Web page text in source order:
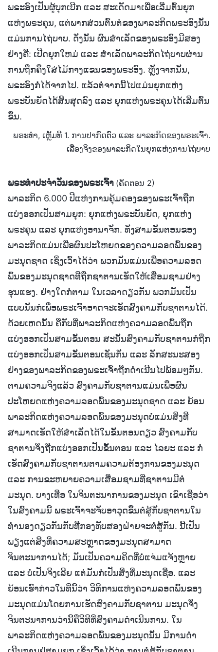
ພຣະອົງເປັນຜູ້ບຸກເບີກ ແລະ ສະເດັດມາເພື່ອເລີ່ມຕົ້ນຍຸກ
ແຫ່ງພຣະຄຸນ, ແຕ່ພາກສ່ວນຕົ້ນຕໍຂອງພາລະກິດພຣະອົງນັ້ນ
ແມ່ນການໄຖ່ບາບ. ດັ່ງນັ້ນ ຜົນສໍາເລັດຂອງພຣະອົງມີສອງ
ຢ່າງຄື: ເປີດຍຸກໃຫມ່ ແລະ ສໍາເລັດພາລະກິດໄຖ່ບາບຜ່ານ
ການຖືກຄຶງໃສ່ໄມ້ກາງແຂນຂອງພຣະອົງ. ຫຼັງຈາກນັ້ນ,
ພຣະອົງກໍ່ໄດ້ຈາກໄປ. ແລ້ວຕໍ່ຈາກນີ້ໄປແມ່ນຍຸກແຫ່ງ
ພຣະບັນຍັດໄດ້ສິ້ນສຸດລົງ ແລະ ຍຸກແຫ່ງພຣະຄຸນໄດ້ເລີ່ມຕົ້ນ
ຂຶ້ນ.
ພຣະທຳ, ເຫຼັ້ມທີ 1. ການປາກົດຕົວ ແລະ ພາລະກິດຂອງພຣະເຈົ້າ.
ເລື່ອງຈິງຂອງພາລະກິດໃນຍຸກແຫ່ງການໄຖ່ບາບ
ພຣະທຳປະຈຳວັນຂອງພຣະເຈົ້າ (ຄັດຕອນ 2)
ພາລະກິດ 6.000 ປີແຫ່ງການຄຸ້ມຄອງຂອງພຣະເຈົ້າຖືກ
ແບ່ງອອກເປັນສາມຍຸກ: ຍຸກແຫ່ງພຣະບັນຍັດ, ຍຸກແຫ່ງ
ພຣະຄຸນ ແລະ ຍຸກແຫ່ງອານາຈັກ. ທັງສາມຂັ້ນຕອນຂອງ
ພາລະກິດແມ່ນເພື່ອຜົນປະໂຫຍດຂອງຄວາມລອດພົ້ນຂອງ
ມະນຸດຊາດ ເຊິ່ງເວົ້າໄດ້ວ່າ ພວກມັນແມ່ນເພື່ອຄວາມລອດ
ພົ້ນຂອງມະນຸດຊາດທີ່ຖືກຊາຕານເຮັດໃຫ້ເສື່ອມຊາມຢ່າງ
ຮຸນແຮງ. ຢ່າງໃດກໍຕາມ ໃນເວລາດຽວກັນ ພວກມັນເປັນ
ແບບນັ້ນກໍເພື່ອພຣະເຈົ້າອາດຈະເຮັດສົງຄາມກັບຊາຕານໄດ້.
ດ້ວຍເຫດນັ້ນ ຄືກັບທີ່ພາລະກິດແຫ່ງຄວາມລອດພົ້ນຖືກ
ແບ່ງອອກເປັນສາມຂັ້ນຕອນ ສະນັ້ນສົງຄາມກັບຊາຕານກໍຖືກ
ແບ່ງອອກເປັນສາມຂັ້ນຕອນເຊັ່ນກັນ ແລະ ລັກສະນະສອງ
ຢ່າງຂອງພາລະກິດຂອງພຣະເຈົ້າຖືກດຳເນີນໄປພ້ອມໆກັນ.
ຕາມຄວາມຈິງແລ້ວ ສົງຄາມກັບຊາຕານແມ່ນເພື່ອຜົນ
ປະໂຫຍດແຫ່ງຄວາມລອດພົ້ນຂອງມະນຸດຊາດ ແລະ ຍ້ອນ
ພາລະກິດແຫ່ງຄວາມລອດພົ້ນຂອງມະນຸດບໍ່ແມ່ນສິ່ງທີ່
ສາມາດເຮັດໃຫ້ສຳເລັດໄດ້ໃນຂັ້ນຕອນດຽວ ສົງຄາມກັບ
ຊາຕານຈຶ່ງຖືກແບ່ງອອກເປັນຂັ້ນຕອນ ແລະ ໄລຍະ ແລະ ກໍ
ເຮັດສົງຄາມກັບຊາຕານຕາມຄວາມຕ້ອງການຂອງມະນຸດ
ແລະ ການຂະຫຍາຍຄວາມເສື່ອມຊາມທີ່ຊາຕານມີຕໍ່
ມະນຸດ. ບາງເທື່ອ ໃນຈິນຕະນາການຂອງມະນຸດ ເຂົາເຊື່ອວ່າ
ໃນສົງຄາມນີ້ ພຣະເຈົ້າຈະຈັບອາວຸດຂຶ້ນຕໍ່ສູ້ກັບຊາຕານໃນ
ທຳນອງດຽວກັນກັບທີ່ກອງທັບສອງຝ່າຍຈະຕໍ່ສູ້ກັນ. ນີ້ເປັນ
ພຽງແຕ່ສິ່ງທີ່ຄວາມສະຫຼາດຂອງມະນຸດສາມາດ
ຈິນຕະນາການໄດ້; ມັນເປັນຄວາມຄິດທີ່ບໍ່ແຈ່ມແຈ້ງຫຼາຍ
ແລະ ບໍ່ເປັນຈິງເລີຍ ແຕ່ມັນກໍເປັນສິ່ງທີ່ມະນຸດເຊື່ອ. ແລະ
ຍ້ອນເຮົາກ່າວໃນທີ່ນີ້ວ່າ ວິທີການແຫ່ງຄວາມລອດພົ້ນຂອງ
ມະນຸດແມ່ນໂດຍການເຮັດສົງຄາມກັບຊາຕານ ມະນຸດຈຶ່ງ
ຈິນຕະນາການວ່ານີ້ຄືວິທີທີ່ສົງຄາມດຳເນີນການ. ໃນ
ພາລະກິດແຫ່ງຄວາມລອດພົ້ນຂອງມະນຸດນັ້ນ ມີການດໍາ